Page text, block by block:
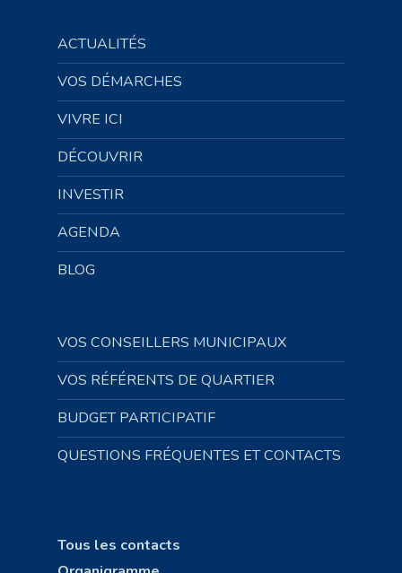
ACTUALITÉS
VOS DÉMARCHES
VIVRE ICI
DÉCOUVRIR
INVESTIR
AGENDA
BLOG
VOS CONSEILLERS MUNICIPAUX
VOS RÉFÉRENTS DE QUARTIER
BUDGET PARTICIPATIF
QUESTIONS FRÉQUENTES ET CONTACTS
Tous les contacts